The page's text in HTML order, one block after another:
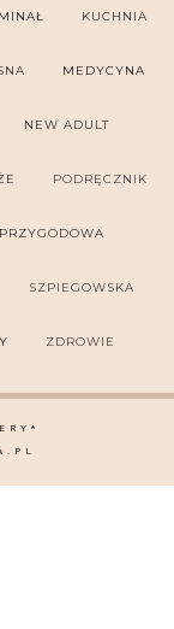
KUCHNIA
MEDYCYNA
NEW ADULT
PODRĘCZNIK
PRZYGODOWA
SZPIEGOWSKA
ZDROWIE